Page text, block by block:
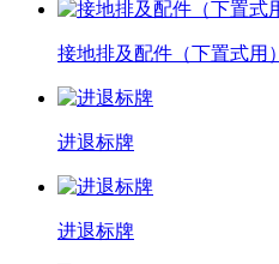
接地排及配件（下置式用）
进退标牌
进退标牌